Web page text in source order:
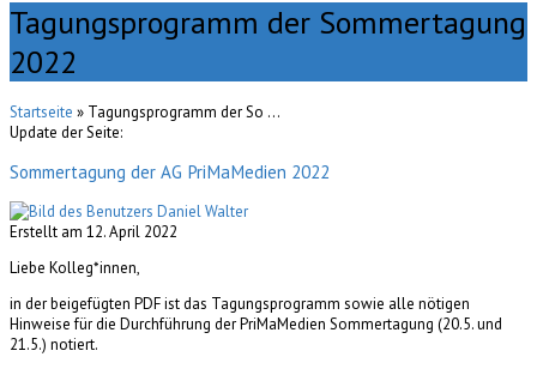
Tagungsprogramm der Sommertagung
2022
Startseite » Tagungsprogramm der So ...
Update der Seite:
Sommertagung der AG PriMaMedien 2022
Erstellt am 12. April 2022
Liebe Kolleg*innen,
in der beigefügten PDF ist das Tagungsprogramm sowie alle nötigen
Hinweise für die Durchführung der PriMaMedien Sommertagung (20.5. und
21.5.) notiert.